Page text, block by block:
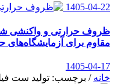
1405-04-22
ظروف حرارتی و واکنشی
مقاوم برای آزمایشگاه‌های
1405-04-17
خانه / برچسب: تولید ست